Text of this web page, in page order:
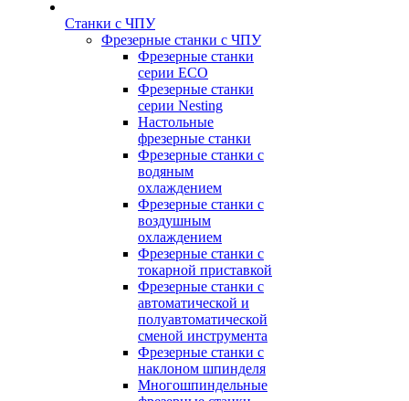
Станки с ЧПУ
Фрезерные станки с ЧПУ
Фрезерные станки
серии ECO
Фрезерные станки
серии Nesting
Настольные
фрезерные станки
Фрезерные станки с
водяным
охлаждением
Фрезерные станки с
воздушным
охлаждением
Фрезерные станки с
токарной приставкой
Фрезерные станки с
автоматической и
полуавтоматической
сменой инструмента
Фрезерные станки с
наклоном шпинделя
Многошпиндельные